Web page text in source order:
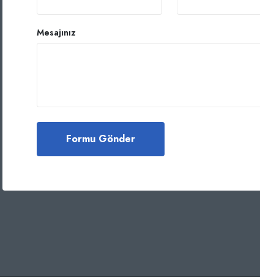
Mesajınız